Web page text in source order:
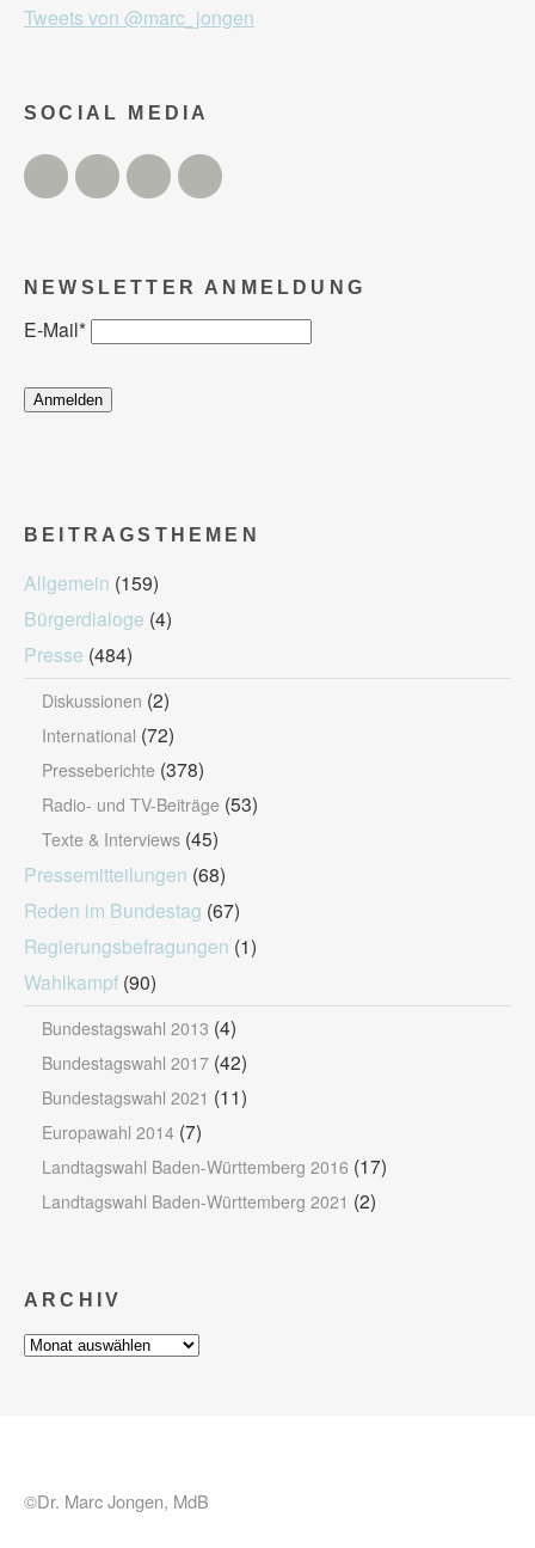
Tweets von @marc_jongen
SOCIAL MEDIA
Twitter FacebookInstagram
NEWSLETTER ANMELDUNG
E-Mail*
BEITRAGSTHEMEN
Allgemein (159)
Bürgerdialoge (4)
Presse (484)
Diskussionen (2)
International (72)
Presseberichte (378)
Radio- und TV-Beiträge (53)
Texte & Interviews (45)
Pressemitteilungen (68)
Reden im Bundestag (67)
Regierungsbefragungen (1)
Wahlkampf (90)
Bundestagswahl 2013 (4)
Bundestagswahl 2017 (42)
Bundestagswahl 2021 (11)
Europawahl 2014 (7)
Landtagswahl Baden-Württemberg 2016 (17)
Landtagswahl Baden-Württemberg 2021 (2)
ARCHIV
Archiv
©Dr. Marc Jongen, MdB